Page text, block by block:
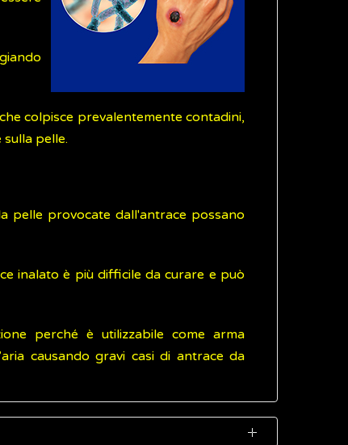
colpisce prevalentemente contadini,
pelle.
pelle provocate dall'antrace possano
inalato è più difficile da curare e può
perché è utilizzabile come arma
causando gravi casi di antrace da